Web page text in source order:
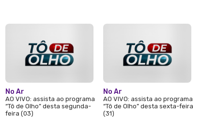
No Ar
AO VIVO: assista ao programa
“Tô de Olho” desta segunda-
feira (03)
No Ar
AO VIVO: assista ao programa
“Tô de Olho” desta sexta-feira
(31)